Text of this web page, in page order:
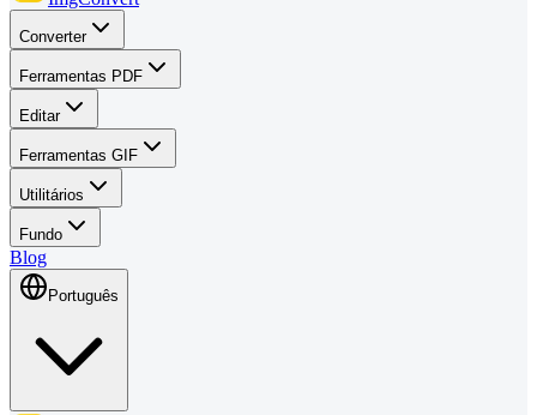
Converter
Ferramentas PDF
Editar
Ferramentas GIF
Utilitários
Fundo
Blog
Português